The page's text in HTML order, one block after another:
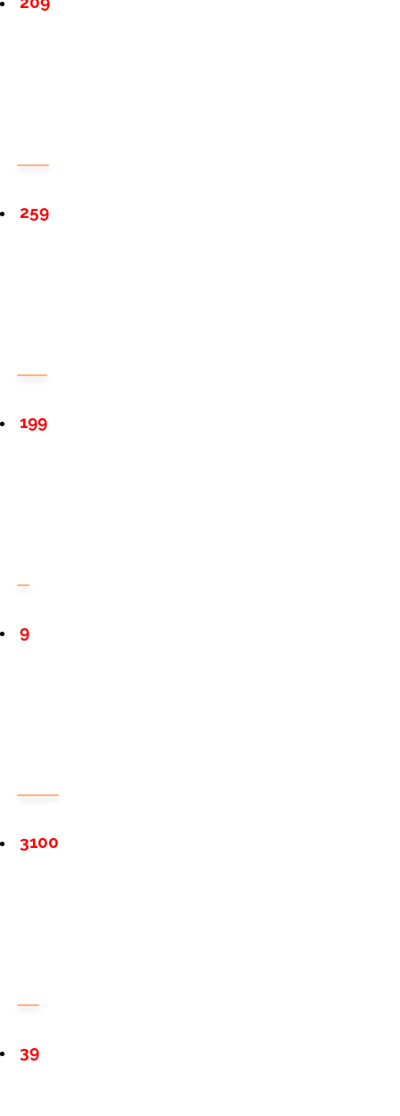
259
199
9
3100
39